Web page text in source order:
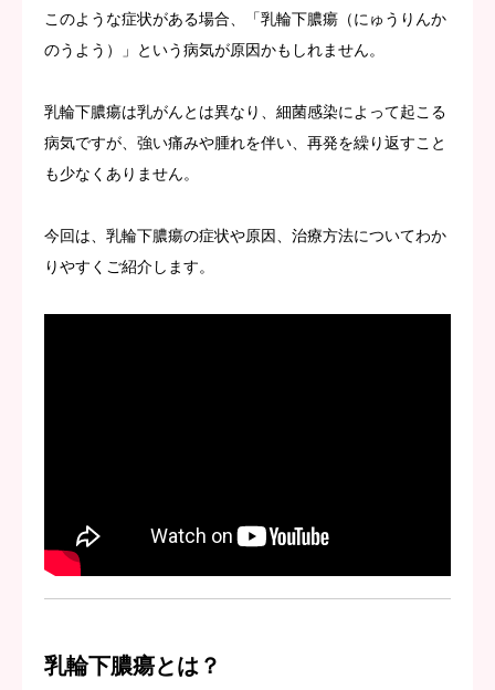
このような症状がある場合、「乳輪下膿瘍（にゅうりんか
のうよう）」という病気が原因かもしれません。
乳輪下膿瘍は乳がんとは異なり、細菌感染によって起こる
病気ですが、強い痛みや腫れを伴い、再発を繰り返すこと
も少なくありません。
今回は、乳輪下膿瘍の症状や原因、治療方法についてわか
りやすくご紹介します。
乳輪下膿瘍とは？